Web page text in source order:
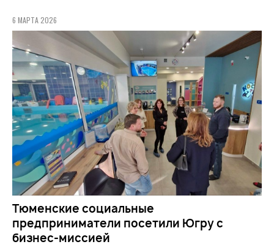
6 МАРТА 2026
Тюменские социальные
предприниматели посетили Югру с
бизнес-миссией